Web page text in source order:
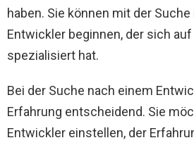
haben. Sie können mit der
Entwickler beginnen, der sich
spezialisiert hat.
Bei der Suche nach einem
Erfahrung entscheidend. Sie
Entwickler einstellen, der